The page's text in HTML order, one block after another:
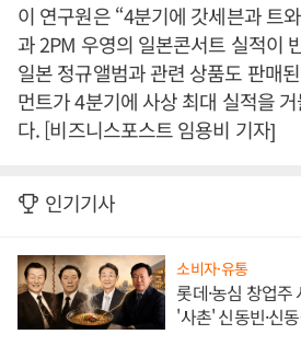
이 연구원은 “4분기에 갓세븐과 트
과 2PM 우영의 일본콘서트 실적이
일본 정규앨범과 관련 상품도 판매
먼트가 4분기에 사상 최대 실적을
다. [비즈니스포스트 임용비 기자]
인기기사
소비자·유통
롯데·농심 창업
'사촌' 신동빈·신